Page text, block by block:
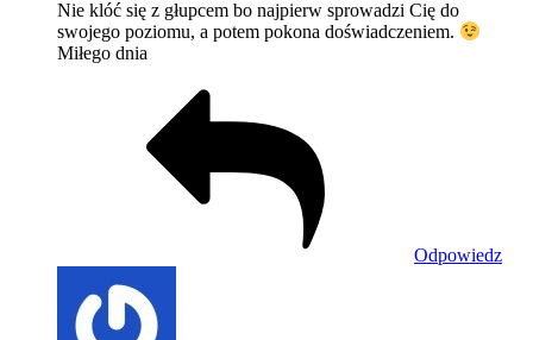
Nie klóć się z głupcem bo najpierw sprowadzi Cię do
swojego poziomu, a potem pokona doświadczeniem.
Miłego dnia
Odpowiedz